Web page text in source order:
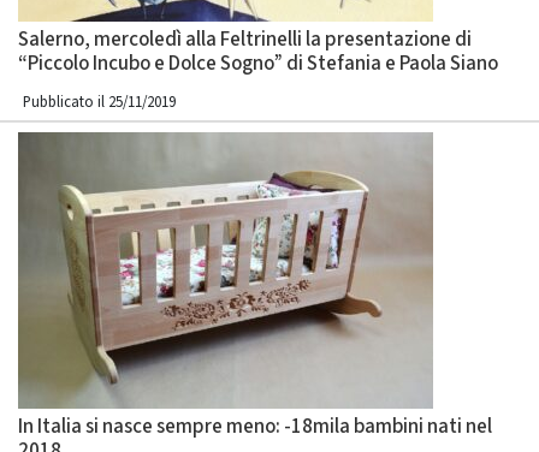
Salerno, mercoledì alla Feltrinelli la presentazione di
“Piccolo Incubo e Dolce Sogno” di Stefania e Paola Siano
Pubblicato il 25/11/2019
In Italia si nasce sempre meno: -18mila bambini nati nel